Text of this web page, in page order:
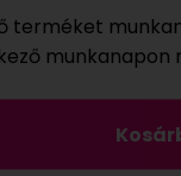
terméket
munkanapon